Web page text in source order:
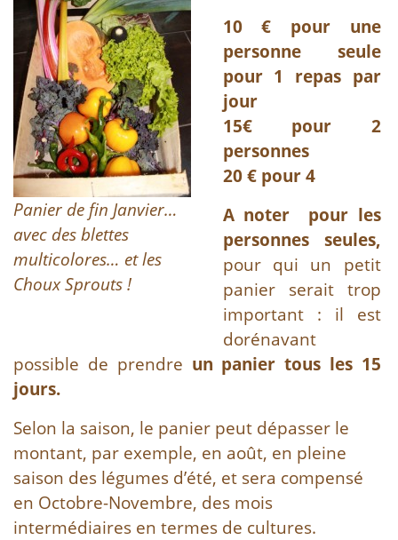
Panier de fin Janvier…
avec des blettes
multicolores… et les
Choux Sprouts !
10 € pour une
personne seule
pour 1 repas par
jour
15€ pour 2
personnes
20 € pour 4
A noter pour les
personnes seules,
pour qui un petit
panier serait trop
important : il est
dorénavant
possible de prendre un panier tous les 15
jours.
Selon la saison, le panier peut dépasser le
montant, par exemple, en août, en pleine
saison des légumes d’été, et sera compensé
en Octobre-Novembre, des mois
intermédiaires en termes de cultures.